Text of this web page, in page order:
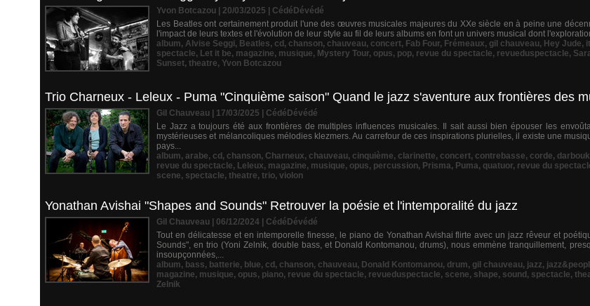
Yvon Botcazou | 20/03/2025
CédéDévédé
Les Beatles ont certainement produit l'une des œuvres musicales majeures du XXe siècle en à peine une
l'impact de leurs textes et l'évolution de leur style au fil de leurs albums en font un univers musical dont
album, Alvise Seggi, Beatles, cd , chanson, chauveau, concert, Fab Four, Frémeaux, gil chauveau, Hey Jude,
spectacle, Let it be, magazine, musique, Mystery Tour, opus, pop, revue du spectacle, revueduspectacle,
Sunset, theatre, Yvon Botcazou
Trio Charneux - Leleux - Puma "Cinquième saison" Quand le jazz s'aventure aux frontières des
Gil Chauveau | 17/03/2025
CédéDévédé
Le Jazz a toujours été aux frontières de multiples influences musicales. Il sait aussi bien épouser les
mystérieuses et mélancoliques mélodies klezmers. Au carrefour de ces inspirations plurielles, il existe une
pays...
album, arabe, cd , chanson, Charneux, chauveau, cinquième, clarinette, concert, contrebasse, corde,
revue du spectacle, Leleux, magazine, musique, opus, percussion, Prisma, Puma, quatuor, revue du
scene, spectacle, theatre, trio, violon
Yonathan Avishai "Shapes and Sounds" Retrouver la poésie et l'intemporalité du jazz
Gil Chauveau | 06/12/2024
CédéDévédé
Tout en délicatesse et en intemporelle finesse, le piano de Yonathan Avishai flirte avec un jazz rêveur et
Sounds", en trio (Yoni Zelnik, double bass, et Donald Kontomanou, drums), nous emmène tranquillement,
insoupçonnées,...
album, bass, batterie, blue, cd , chanson, chauveau, Donald Kontomanou, drum, gil chauveau, jazz,
magazine, musique, opus, piano, revue du spectacle, revueduspectacle, scene, shape, sound , spectacle,
Zelnik